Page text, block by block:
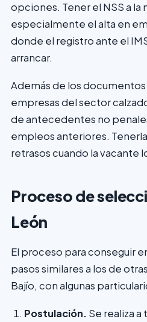
opciones. Tener el NSS a la
especialmente el alta en
donde el registro ante el
arrancar.
Además de los
empresas del sector
de antecedentes no
empleos anteriores.
retrasos cuando la vacante
Proceso de
León
El proceso para conseguir
pasos similares a los de
Bajío, con algunas
Postulación. Se realiza